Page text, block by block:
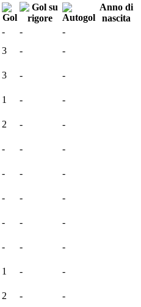
Anno di
nascita
- -
-
3 -
-
3 -
-
1 -
-
2 -
-
- -
-
- -
-
- -
-
- -
-
- -
-
1 -
-
2 -
-